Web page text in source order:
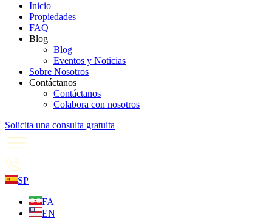
Inicio
Propiedades
FAQ
Blog
Blog
Eventos y Noticias
Sobre Nosotros
Contáctanos
Contáctanos
Colabora con nosotros
Solicita una consulta gratuita
SP
FA
EN